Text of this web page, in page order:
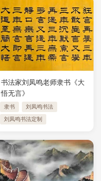
书法家刘凤鸣老师隶书《大
悟无言》
隶书 刘凤鸣书法
刘凤鸣书法定制